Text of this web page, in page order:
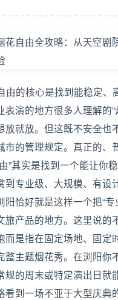
由的核心是找到能稳定、
表演的地方很多人理解的“
放就放。但这既不安全也
市的管理规定。真正的、
”其实是找到一个能让你
到专业级、大规模、有设
阳恰好就是这样一个把“专
旅产品的地方。这里说的
而是指在固定场地、固定
整主题烟花秀。在浏阳你
规的周末或特定演出日就
看到一场不亚于大型庆典